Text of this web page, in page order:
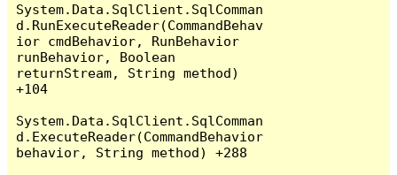
System.Data.SqlClient.SqlComman
d.RunExecuteReader(CommandBehav
ior cmdBehavior, RunBehavior
runBehavior, Boolean
returnStream, String method)
+104
System.Data.SqlClient.SqlComman
d.ExecuteReader(CommandBehavior
behavior, String method) +288